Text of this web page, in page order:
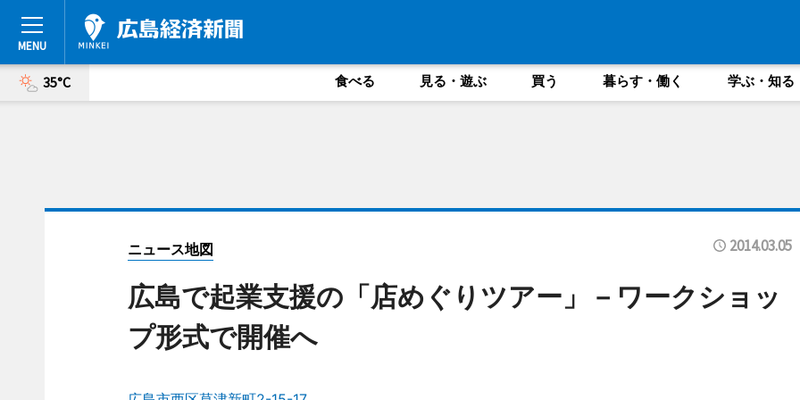
35°C 食べる 見る・遊ぶ 買う 暮らす・働く 学ぶ・知る
ニュース地図 2014.03.05
広島で起業支援の「店めぐりツアー」－ワークショッ
プ形式で開催へ